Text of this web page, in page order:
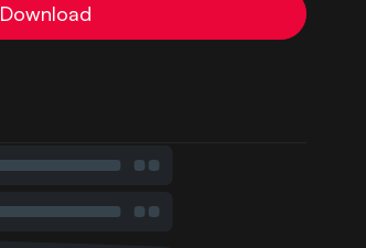
Download